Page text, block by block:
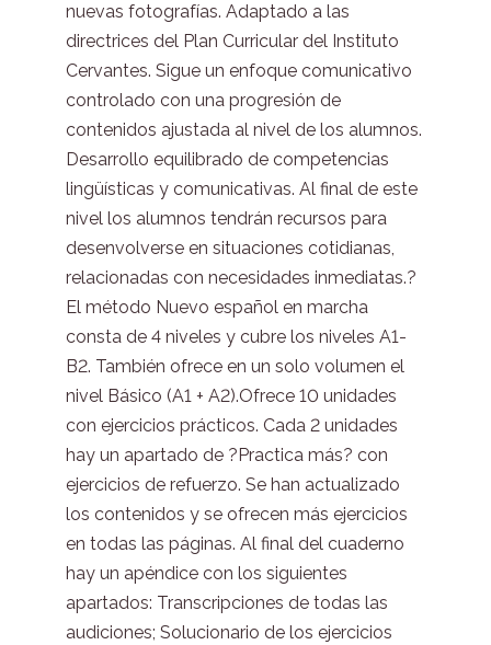
nuevas fotografías. Adaptado a las
directrices del Plan Curricular del Instituto
Cervantes. Sigue un enfoque comunicativo
controlado con una progresión de
contenidos ajustada al nivel de los alumnos.
Desarrollo equilibrado de competencias
lingüísticas y comunicativas. Al final de este
nivel los alumnos tendrán recursos para
desenvolverse en situaciones cotidianas,
relacionadas con necesidades inmediatas.?
El método Nuevo español en marcha
consta de 4 niveles y cubre los niveles A1-
B2. También ofrece en un solo volumen el
nivel Básico (A1 + A2).Ofrece 10 unidades
con ejercicios prácticos. Cada 2 unidades
hay un apartado de ?Practica más? con
ejercicios de refuerzo. Se han actualizado
los contenidos y se ofrecen más ejercicios
en todas las páginas. Al final del cuaderno
hay un apéndice con los siguientes
apartados: Transcripciones de todas las
audiciones; Solucionario de los ejercicios